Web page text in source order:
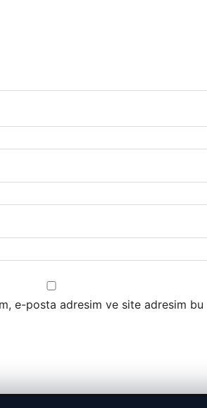
e-posta adresim ve site adresim bu